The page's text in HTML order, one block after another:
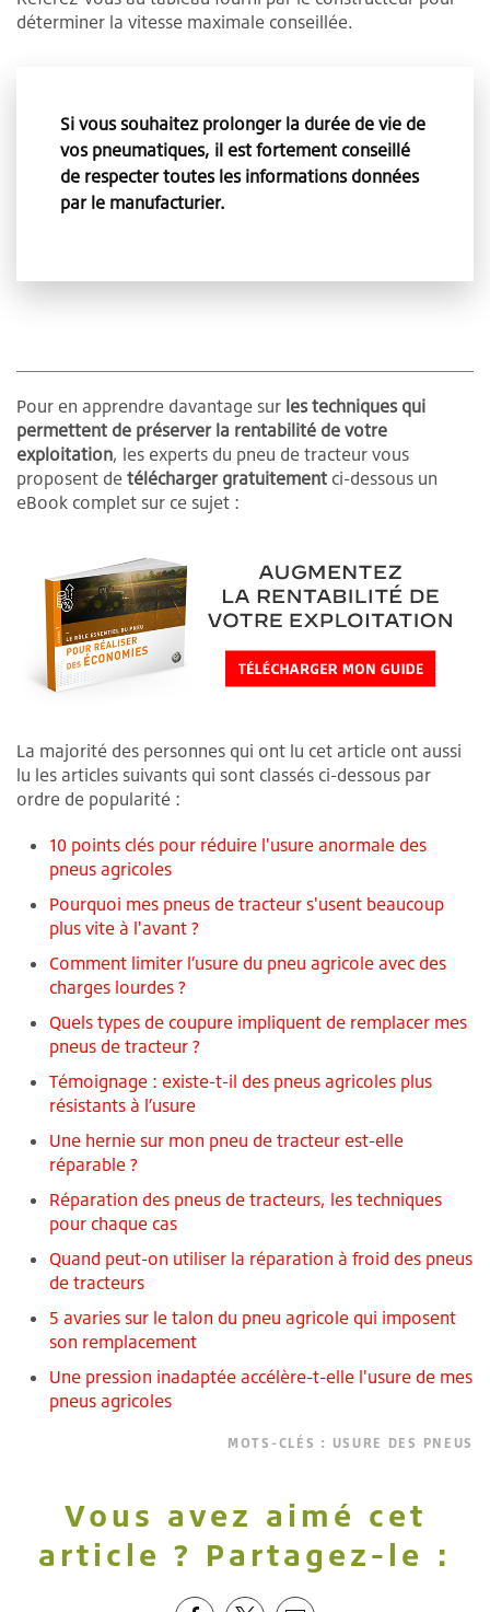
déterminer la vitesse maximale conseillée.
Si vous souhaitez prolonger la durée de vie de
vos pneumatiques, il est fortement conseillé
de respecter toutes les informations données
par le manufacturier.
Pour en apprendre davantage sur les techniques qui
permettent de préserver la rentabilité de votre
exploitation, les experts du pneu de tracteur vous
proposent de télécharger gratuitementci-dessous un
eBook complet sur ce sujet :
La majorité des personnes qui ont lu cet article ont aussi
lu les articles suivants qui sont classés ci-dessous par
ordre de popularité :
10 points clés pour réduire l'usure anormale des
pneus agricoles
Pourquoi mes pneus de tracteur s'usent beaucoup
plus vite à l'avant ?
Comment limiter l’usure du pneu agricole avec des
charges lourdes ?
Quels types de coupure impliquent de remplacer mes
pneus de tracteur ?
Témoignage : existe-t-il des pneus agricoles plus
résistants à l’usure
Une hernie sur mon pneu de tracteur est-elle
réparable ?
Réparation des pneus de tracteurs, les techniques
pour chaque cas
Quand peut-on utiliser la réparation à froid des pneus
de tracteurs
5 avaries sur le talon du pneu agricole qui imposent
son remplacement
Une pression inadaptée accélère-t-elle l'usure de mes
pneus agricoles
MOTS-CLÉS : USURE DES PNEUS
Vous avez aimé cet
article ? Partagez-le :